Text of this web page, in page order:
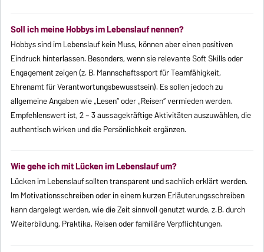
Soll ich meine Hobbys im Lebenslauf nennen?
Hobbys sind im Lebenslauf kein Muss, können aber einen positiven
Eindruck hinterlassen. Besonders, wenn sie relevante Soft Skills oder
Engagement zeigen (z. B. Mannschaftssport für Teamfähigkeit,
Ehrenamt für Verantwortungsbewusstsein). Es sollen jedoch zu
allgemeine Angaben wie „Lesen“ oder „Reisen“ vermieden werden.
Empfehlenswert ist, 2 – 3 aussagekräftige Aktivitäten auszuwählen, die
authentisch wirken und die Persönlichkeit ergänzen.
Wie gehe ich mit Lücken im Lebenslauf um?
Lücken im Lebenslauf sollten transparent und sachlich erklärt werden.
Im Motivationsschreiben oder in einem kurzen Erläuterungsschreiben
kann dargelegt werden, wie die Zeit sinnvoll genutzt wurde, z. B. durch
Weiterbildung, Praktika, Reisen oder familiäre Verpflichtungen.